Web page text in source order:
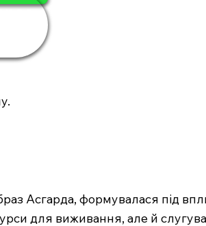
Асгарда, формувалася під
для виживання, але й